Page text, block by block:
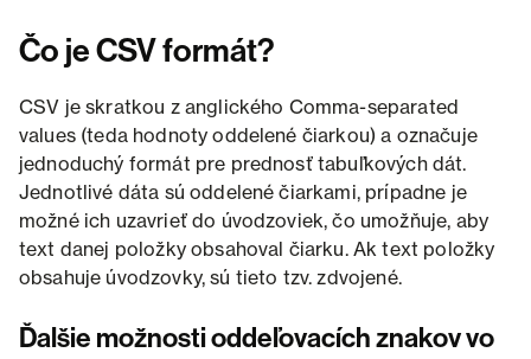
Čo je CSV formát?
CSV je skratkou z anglického Comma-separated
values ​​(teda hodnoty oddelené čiarkou) a označuje
jednoduchý formát pre prednosť tabuľkových dát.
Jednotlivé dáta sú oddelené čiarkami, prípadne je
možné ich uzavrieť do úvodzoviek, čo umožňuje, aby
text danej položky obsahoval čiarku. Ak text položky
obsahuje úvodzovky, sú tieto tzv. zdvojené.
Ďalšie možnosti oddeľovacích znakov vo